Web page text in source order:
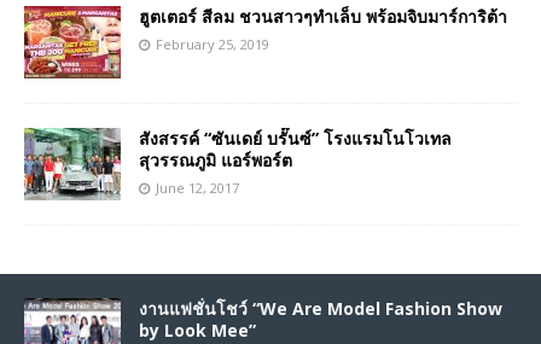
ฮูตเตอร์ สีลม ชวนสาวๆทำเล็บ พร้อมจิบมาร์การิต้า
February 25, 2019
สังสรรค์ “ซันเดย์ บรั๊นซ์” โรงแรมโนโวเทล
สุวรรณภูมิ แอร์พอร์ต
June 12, 2017
งานแฟชั่นโชว์ “We Are Model Fashion Show
by Look Mee”